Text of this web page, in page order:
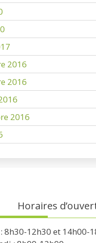
2016
2016
2016
Horaires
8h30-12h30 et 14h00-